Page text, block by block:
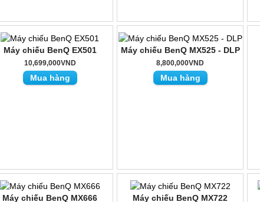
Máy chiếu BenQ EX501
10,699,000VND
Mua hàng
Máy chiếu BenQ MX525 - DLP
8,800,000VND
Mua hàng
Máy chiếu BenQ MX666 Máy chiếu BenQ MX722